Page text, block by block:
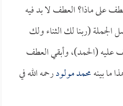
على ماذا؟ العطف لا بد فيه
(ربنا لك الثناء ولك
(الحمد)، وأبقي العطف
ما بينهمحمد مولودرحمه الله في